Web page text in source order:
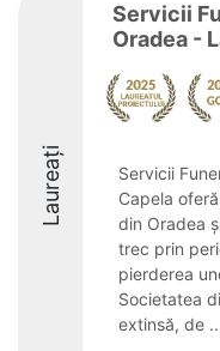
Laureați
Servicii
Oradea -
Servicii
Capela
din Oradea
trec prin
pierderea
Societatea
extinsă, de